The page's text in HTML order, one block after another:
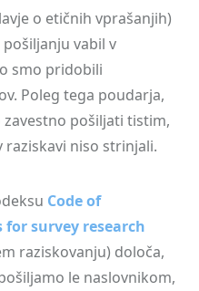
o etičnih vprašanjih)
vabil v
smo pridobili
Poleg tega poudarja,
pošiljati tistim,
raziskavi niso strinjali.
Code of
survey research
raziskovanju) določa,
le naslovnikom,